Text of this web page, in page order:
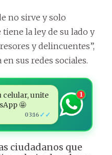
no sirve y solo
la ley de su lado y
y delincuentes”,
sus redes sociales.
celular, unite
🤩
03:16 ✓✓
1
ciudadanos que